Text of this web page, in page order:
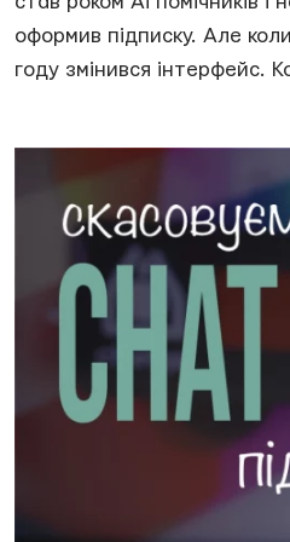
оформив підписку. Але
году змінився інтерфейс.